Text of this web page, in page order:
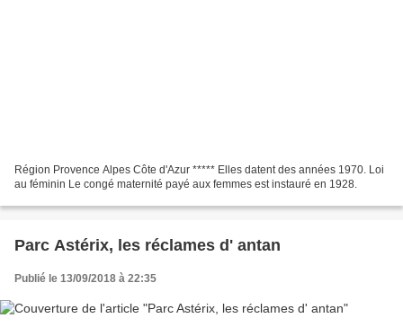
Région Provence Alpes Côte d'Azur ***** Elles datent des années 1970. Loi
au féminin Le congé maternité payé aux femmes est instauré en 1928.
Parc Astérix, les réclames d' antan
Publié le 13/09/2018 à 22:35